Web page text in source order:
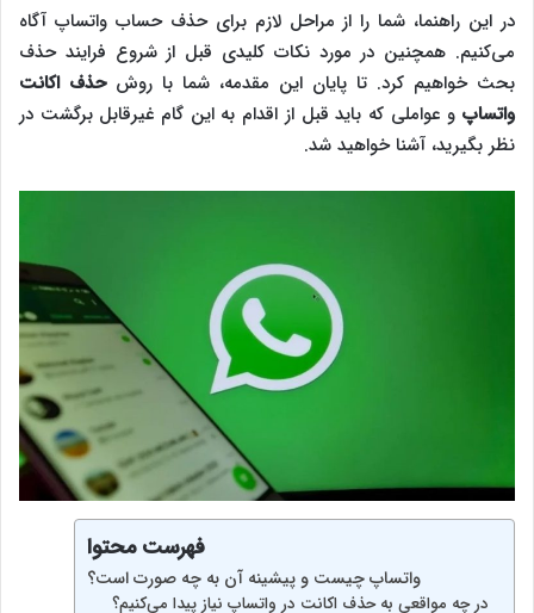
در این راهنما، شما را از مراحل لازم برای حذف حساب واتساپ آگاه
می‌کنیم. همچنین در مورد نکات کلیدی قبل از شروع فرایند حذف
بحث خواهیم کرد. تا پایان این مقدمه، شما با روشحذف اکانت
واتساپ و عواملی که باید قبل از اقدام به این گام غیرقابل برگشت در
نظر بگیرید، آشنا خواهید شد.
فهرست محتوا
واتساپ چیست و پیشینه آن به چه صورت است؟
در چه مواقعی به حذف اکانت در واتساپ نیاز پیدا می‌کنیم؟